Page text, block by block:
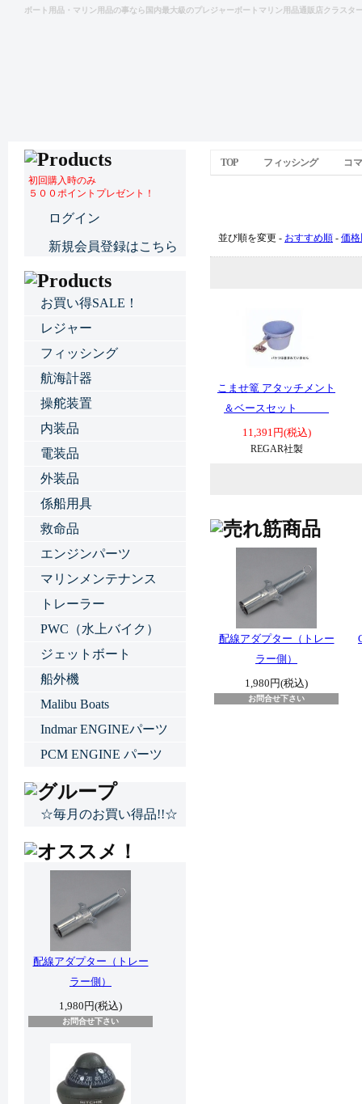
ボート用品・マリン用品の事なら国内最大級のプレジャーボートマリン用品通販店クラスタ
TOP フィッシング コ
並び順を変更 - おすすめ順 - 価
こませ篭 アタッチメント
＆ベースセット
11,391円(税込)
REGAR社製
配線アダプター（トレー
ラー側）
1,980円(税込)
お問合せ下さい
初回購入時のみ
５００ポイントプレゼント！
ログイン
新規会員登録はこちら
お買い得SALE！
レジャー
フィッシング
航海計器
操舵装置
内装品
電装品
外装品
係船用具
救命品
エンジンパーツ
マリンメンテナンス
トレーラー
PWC（水上バイク）
ジェットボート
船外機
Malibu Boats
Indmar ENGINEパーツ
PCM ENGINE パーツ
☆毎月のお買い得品!!☆
配線アダプター（トレー
ラー側）
1,980円(税込)
お問合せ下さい